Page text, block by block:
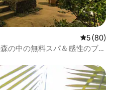
レビュー
5 (80)
の中の無料スパ＆感性のブー